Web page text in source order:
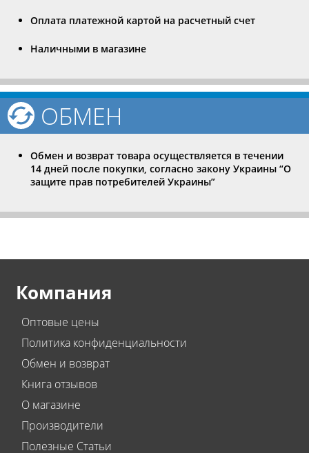
Оплата платежной картой на расчетный счет
Наличными в магазине
ОБМЕН
Обмен и возврат товара осуществляется в течении
14 дней после покупки, согласно закону Украины “О
защите прав потребителей Украины”
Компания
Оптовые цены
Политика конфиденциальности
Обмен и возврат
Книга отзывов
О магазине
Производители
Полезные Статьи